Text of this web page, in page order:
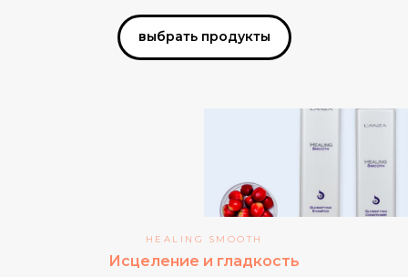
выбрать продукты
HEALING SMOOTH
Исцеление и гладкость